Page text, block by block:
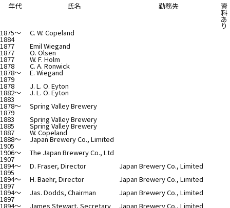
年代
氏名 勤務先 資
料
あ
り
1875～
1884
C. W. Copeland
1877
Emil Wiegand
1877 O. Olsen
1877 W. F. Holm
1878 C. A. Ronwick
1878～
1879
E. Wiegand
1878
J. L. O. Eyton
1882～
1883
J. L. O. Eyton
1878～
1879
Spring Valley Brewery
1883
Spring Valley Brewery
1885 Spring Valley Brewery
1887 W. Copeland
1888～
1905
Japan Brewery Co., Limited
1906～
1907
The Japan Brewery Co., Ltd
1894～
1895
D. Fraser, Director
Japan Brewery Co., Limited
1894～
1897
H. Baehr, Director
Japan Brewery Co., Limited
1894～
1897
Jas. Dodds, Chairman
Japan Brewery Co., Limited
1894～
James Stewart, Secretary
Japan Brewery Co., Limited